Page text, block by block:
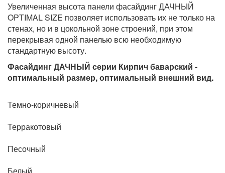
Увеличенная высота панели фасайдинг ДАЧНЫЙ
OPTIMAL SIZE позволяет использовать их не только на
стенах, но и в цокольной зоне строений, при этом
перекрывая одной панелью всю необходимую
стандартную высоту.
Фасайдинг ДАЧНЫЙ серии Кирпич баварский -
оптимальный размер, оптимальный внешний вид.
Темно-коричневый
Терракотовый
Песочный